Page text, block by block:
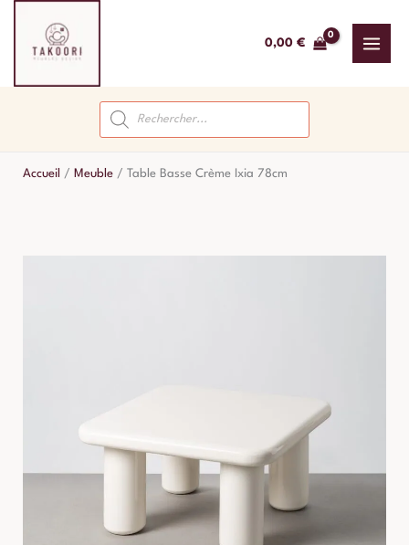
contenu
0,00 €
Recherche
de
produits
Accueil / Meuble / Table Basse Crème Ixia 78cm